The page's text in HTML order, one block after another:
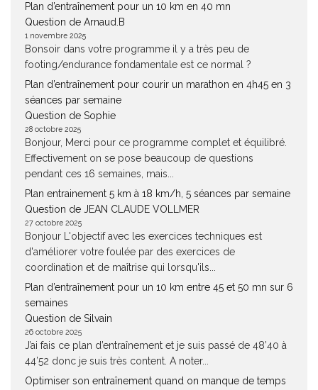
Plan d’entraînement pour un 10 km en 40 mn
Question de Arnaud.B
1 novembre 2025
Bonsoir dans votre programme il y a très peu de
footing/endurance fondamentale est ce normal ?
Plan d’entraînement pour courir un marathon en 4h45 en 3
séances par semaine
Question de Sophie
28 octobre 2025
Bonjour, Merci pour ce programme complet et équilibré.
Effectivement on se pose beaucoup de questions
pendant ces 16 semaines, mais...
Plan entrainement 5 km à 18 km/h, 5 séances par semaine
Question de JEAN CLAUDE VOLLMER
27 octobre 2025
Bonjour L'objectif avec les exercices techniques est
d'améliorer votre foulée par des exercices de
coordination et de maîtrise qui lorsqu'ils...
Plan d’entraînement pour un 10 km entre 45 et 50 mn sur 6
semaines
Question de Silvain
26 octobre 2025
J’ai fais ce plan d’entraînement et je suis passé de 48’40 à
44’52 donc je suis très content. A noter...
Optimiser son entraînement quand on manque de temps